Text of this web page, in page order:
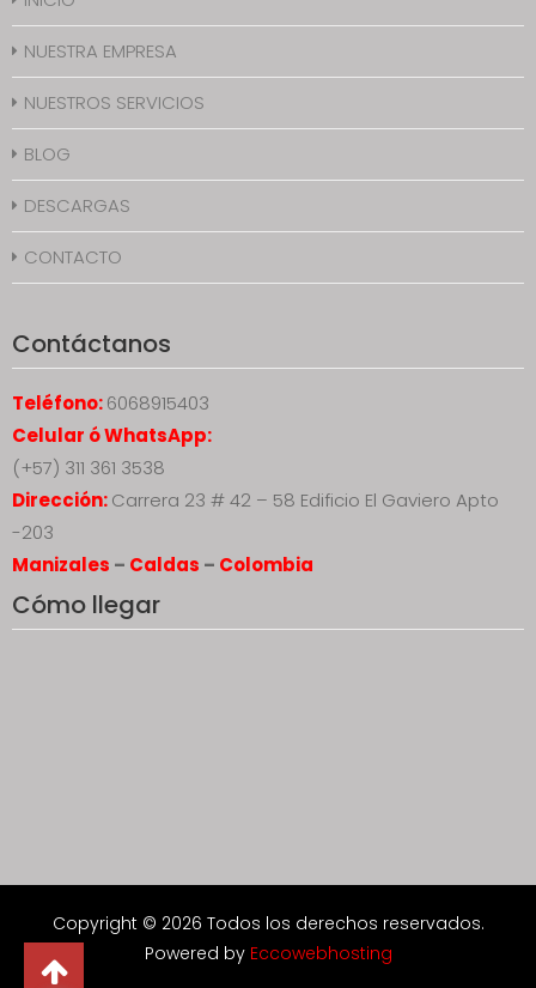
NUESTRA EMPRESA
NUESTROS SERVICIOS
BLOG
DESCARGAS
CONTACTO
Contáctanos
Teléfono:6068915403
Celular ó WhatsApp:
(+57) 311 361 3538
Dirección:Carrera 23 # 42 – 58 Edificio El Gaviero Apto
-203
Manizales – Caldas – Colombia
Cómo llegar
Copyright © 2026 Todos los derechos reservados.
Powered by Eccowebhosting